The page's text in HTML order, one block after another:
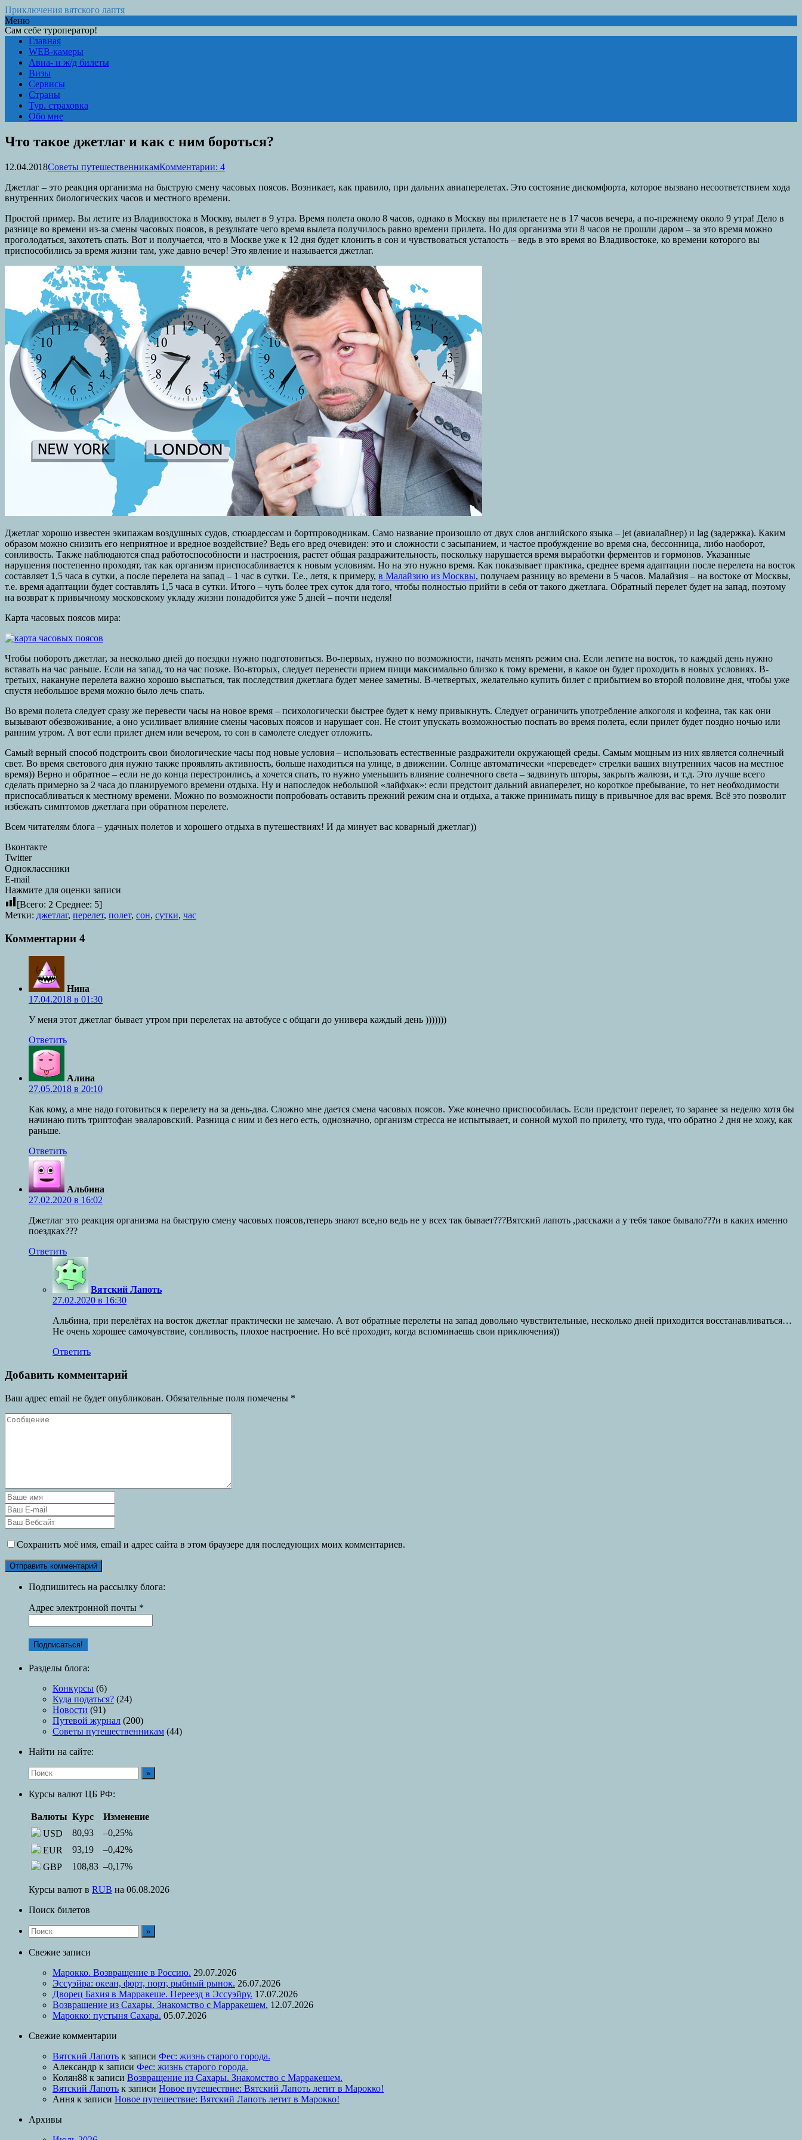
Приключения вятского лаптя
Сам себе туроператор!
Меню
Главная
WEB-камеры
Авиа- и ж/д билеты
Визы
Сервисы
Страны
Тур. страховка
Обо мне
Что такое джетлаг и как с ним бороться?
12.04.2018Советы путешественникамКомментарии: 4
Джетлаг – это реакция организма на быструю смену часовых поясов. Возникает, как правило, при дальних авиаперелетах. Это состояние дискомфорта, которое вызвано несоответствием хода
внутренних биологических часов и местного времени.
Простой пример. Вы летите из Владивостока в Москву, вылет в 9 утра. Время полета около 8 часов, однако в Москву вы прилетаете не в 17 часов вечера, а по-прежнему около 9 утра! Дело в
разнице во времени из-за смены часовых поясов, в результате чего время вылета получилось равно времени прилета. Но для организма эти 8 часов не прошли даром – за это время можно
проголодаться, захотеть спать. Вот и получается, что в Москве уже к 12 дня будет клонить в сон и чувствоваться усталость – ведь в это время во Владивостоке, ко времени которого вы
приспособились за время жизни там, уже давно вечер! Это явление и называется джетлаг.
Джетлаг хорошо известен экипажам воздушных судов, стюардессам и бортпроводникам. Само название произошло от двух слов английского языка – jet (авиалайнер) и lag (задержка). Каким
образом можно снизить его неприятное и вредное воздействие? Ведь его вред очевиден: это и сложности с засыпанием, и частое пробуждение во время сна, бессонница, либо наоборот,
сонливость. Также наблюдаются спад работоспособности и настроения, растет общая раздражительность, поскольку нарушается время выработки ферментов и гормонов. Указанные
нарушения постепенно проходят, так как организм приспосабливается к новым условиям. Но на это нужно время. Как показывает практика, среднее время адаптации после перелета на восток
составляет 1,5 часа в сутки, а после перелета на запад – 1 час в сутки. Т.е., летя, к примеру, в Малайзию из Москвы, получаем разницу во времени в 5 часов. Малайзия – на востоке от Москвы,
т.е. время адаптации будет составлять 1,5 часа в сутки. Итого – чуть более трех суток для того, чтобы полностью прийти в себя от такого джетлага. Обратный перелет будет на запад, поэтому
на возврат к привычному московскому укладу жизни понадобится уже 5 дней – почти неделя!
Карта часовых поясов мира:
Чтобы побороть джетлаг, за несколько дней до поездки нужно подготовиться. Во-первых, нужно по возможности, начать менять режим сна. Если летите на восток, то каждый день нужно
вставать на час раньше. Если на запад, то на час позже. Во-вторых, следует перенести прием пищи максимально близко к тому времени, в какое он будет проходить в новых условиях. В-
третьих, накануне перелета важно хорошо выспаться, так последствия джетлага будет менее заметны. В-четвертых, желательно купить билет с прибытием во второй половине дня, чтобы уже
спустя небольшое время можно было лечь спать.
Во время полета следует сразу же перевести часы на новое время – психологически быстрее будет к нему привыкнуть. Следует ограничить употребление алкоголя и кофеина, так как они
вызывают обезвоживание, а оно усиливает влияние смены часовых поясов и нарушает сон. Не стоит упускать возможностью поспать во время полета, если прилет будет поздно ночью или
ранним утром. А вот если прилет днем или вечером, то сон в самолете следует отложить.
Самый верный способ подстроить свои биологические часы под новые условия – использовать естественные раздражители окружающей среды. Самым мощным из них является солнечный
свет. Во время светового дня нужно также проявлять активность, больше находиться на улице, в движении. Солнце автоматически «переведет» стрелки ваших внутренних часов на местное
время)) Верно и обратное – если не до конца перестроились, а хочется спать, то нужно уменьшить влияние солнечного света – задвинуть шторы, закрыть жалюзи, и т.д. Это лучше всего
сделать примерно за 2 часа до планируемого времени отдыха. Ну и напоследок небольшой «лайфхак»: если предстоит дальний авиаперелет, но короткое пребывание, то нет необходимости
приспосабливаться к местному времени. Можно по возможности попробовать оставить прежний режим сна и отдыха, а также принимать пищу в привычное для вас время. Всё это позволит
избежать симптомов джетлага при обратном перелете.
Всем читателям блога – удачных полетов и хорошего отдыха в путешествиях! И да минует вас коварный джетлаг))
Вконтакте
Twitter
Одноклассники
E-mail
Нажмите для оценки записи
[Всего: 2 Среднее: 5]
Метки: джетлаг, перелет, полет, сон, сутки, час
Комментарии 4
Нина
17.04.2018 в 01:30
У меня этот джетлаг бывает утром при перелетах на автобусе с общаги до универа каждый день )))))))
Ответить
Алина
27.05.2018 в 20:10
Как кому, а мне надо готовиться к перелету на за день-два. Сложно мне дается смена часовых поясов. Уже конечно приспособилась. Если предстоит перелет, то заранее за неделю хотя бы
начинаю пить триптофан эваларовский. Разница с ним и без него есть, однозначно, организм стресса не испытывает, и сонной мухой по прилету, что туда, что обратно 2 дня не хожу, как
раньше.
Ответить
Альбина
27.02.2020 в 16:02
Джетлаг это реакция организма на быструю смену часовых поясов,теперь знают все,но ведь не у всех так бывает???Вятский лапоть ,расскажи а у тебя такое бывало???и в каких именно
поездках???
Ответить
Вятский Лапоть
27.02.2020 в 16:30
Альбина, при перелётах на восток джетлаг практически не замечаю. А вот обратные перелеты на запад довольно чувствительные, несколько дней приходится восстанавливаться…
Не очень хорошее самочувствие, сонливость, плохое настроение. Но всё проходит, когда вспоминаешь свои приключения))
Ответить
Добавить комментарий
Ваш адрес email не будет опубликован. Обязательные поля помечены *
Сохранить моё имя, email и адрес сайта в этом браузере для последующих моих комментариев.
Подпишитесь на рассылку блога:
Адрес электронной почты *
Разделы блога:
Конкурсы (6)
Куда податься? (24)
Новости (91)
Путевой журнал (200)
Советы путешественникам (44)
Найти на сайте:
Курсы валют ЦБ РФ:
Валюты Курс
Изменение
USD
80,93 –0,25%
EUR
93,19 –0,42%
GBP
108,83 –0,17%
Курсы валют в RUB на 06.08.2026
Поиск билетов
Свежие записи
Марокко. Возвращение в Россию. 29.07.2026
Эссуэйра: океан, форт, порт, рыбный рынок. 26.07.2026
Дворец Бахия в Марракеше. Переезд в Эссуэйру. 17.07.2026
Возвращение из Сахары. Знакомство с Марракешем. 12.07.2026
Марокко: пустыня Сахара. 05.07.2026
Свежие комментарии
Вятский Лапоть к записи Фес: жизнь старого города.
Александр к записи Фес: жизнь старого города.
Колян88 к записи Возвращение из Сахары. Знакомство с Марракешем.
Вятский Лапоть к записи Новое путешествие: Вятский Лапоть летит в Марокко!
Ання к записи Новое путешествие: Вятский Лапоть летит в Марокко!
Архивы